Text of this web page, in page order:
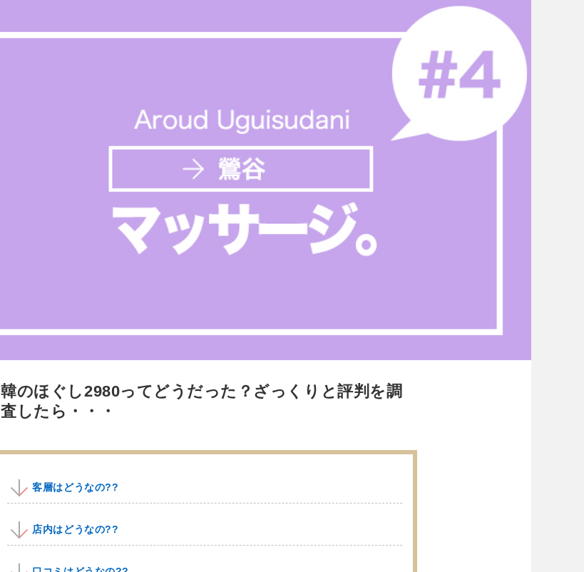
韓のほぐし2980ってどうだった？ざっくりと評判を調
査したら・・・
客層はどうなの??
店内はどうなの??